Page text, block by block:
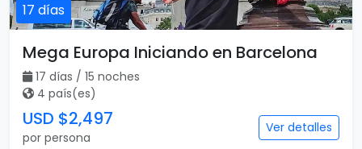
17 días
Destacado Vuelo incluido